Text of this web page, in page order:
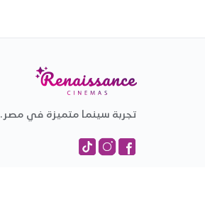
تجربة سينما متميزة في مصر.